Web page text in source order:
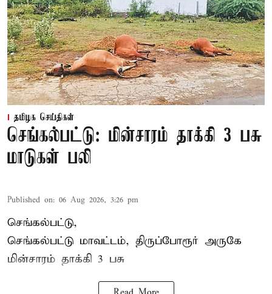
தமிழக செய்திகள்
செங்கல்பட்டு: மின்சாரம் தாக்கி 3 பசு
மாடுகள் பலி
Published on: 06 Aug 2026, 3:26 pm
செங்கல்பட்டு,
செங்கல்பட்டு மாவட்டம், திருப்போரூர் அருகே
மின்சாரம் தாக்கி 3 பசு